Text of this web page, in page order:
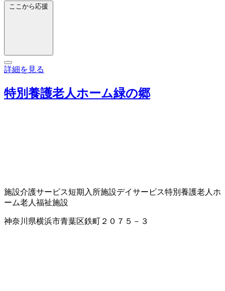
ここから応援
詳細を見る
特別養護老人ホーム緑の郷
施設介護サービス短期入所施設デイサービス特別養護老人ホ
ーム老人福祉施設
神奈川県横浜市青葉区鉄町２０７５－３